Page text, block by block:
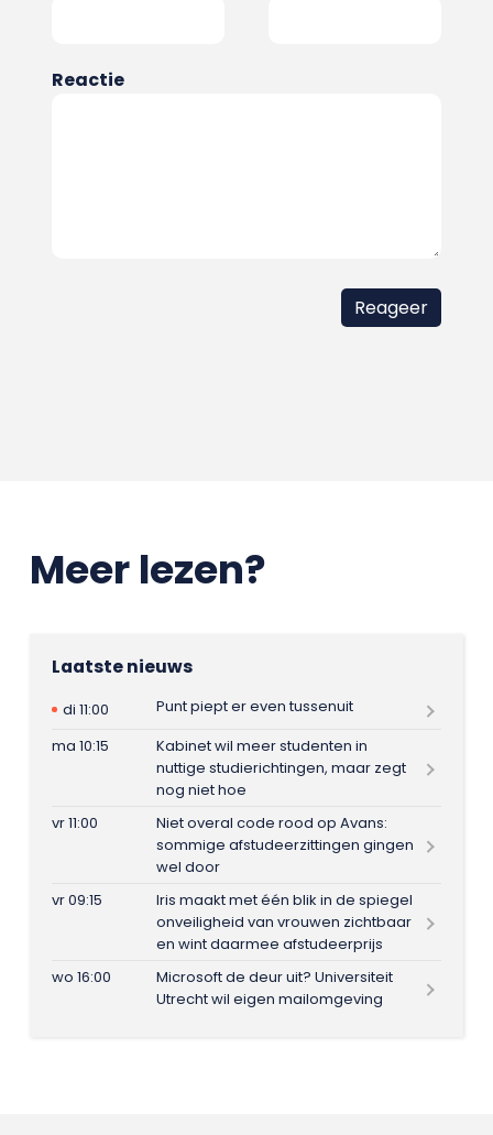
Reactie
Meer lezen?
Laatste nieuws
di 11:00
Punt piept er even tussenuit
ma 10:15
Kabinet wil meer studenten in
nuttige studierichtingen, maar zegt
nog niet hoe
vr 11:00
Niet overal code rood op Avans:
sommige afstudeerzittingen gingen
wel door
vr 09:15
Iris maakt met één blik in de spiegel
onveiligheid van vrouwen zichtbaar
en wint daarmee afstudeerprijs
wo 16:00
Microsoft de deur uit? Universiteit
Utrecht wil eigen mailomgeving